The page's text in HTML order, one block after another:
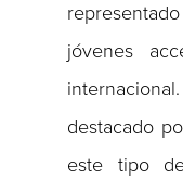
jóvenes
destacado
este tipo